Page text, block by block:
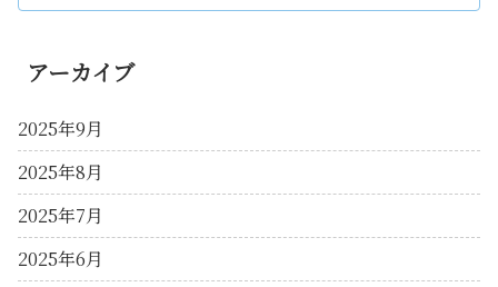
アーカイブ
2025年9月
2025年8月
2025年7月
2025年6月